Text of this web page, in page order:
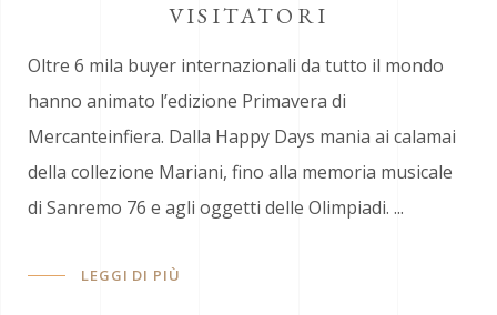
VISITATORI
Oltre 6 mila buyer internazionali da tutto il mondo
hanno animato l’edizione Primavera di
Mercanteinfiera. Dalla Happy Days mania ai calamai
della collezione Mariani, fino alla memoria musicale
di Sanremo 76 e agli oggetti delle Olimpiadi.
LEGGI DI PIÙ